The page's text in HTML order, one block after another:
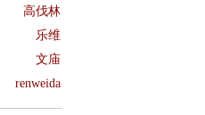
高伐林
乐维
文庙
renweida